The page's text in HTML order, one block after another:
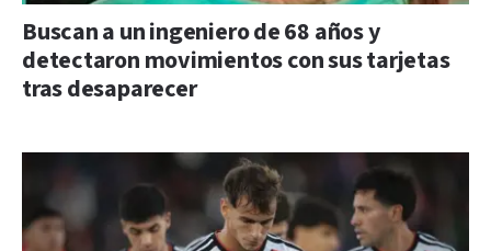
Buscan a un ingeniero de 68 años y
detectaron movimientos con sus tarjetas
tras desaparecer